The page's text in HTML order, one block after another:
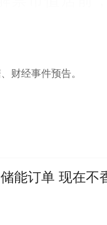
展
布25个股票回
获股东大会通
施进展，9家
财经事件预告。
能订单 现在不